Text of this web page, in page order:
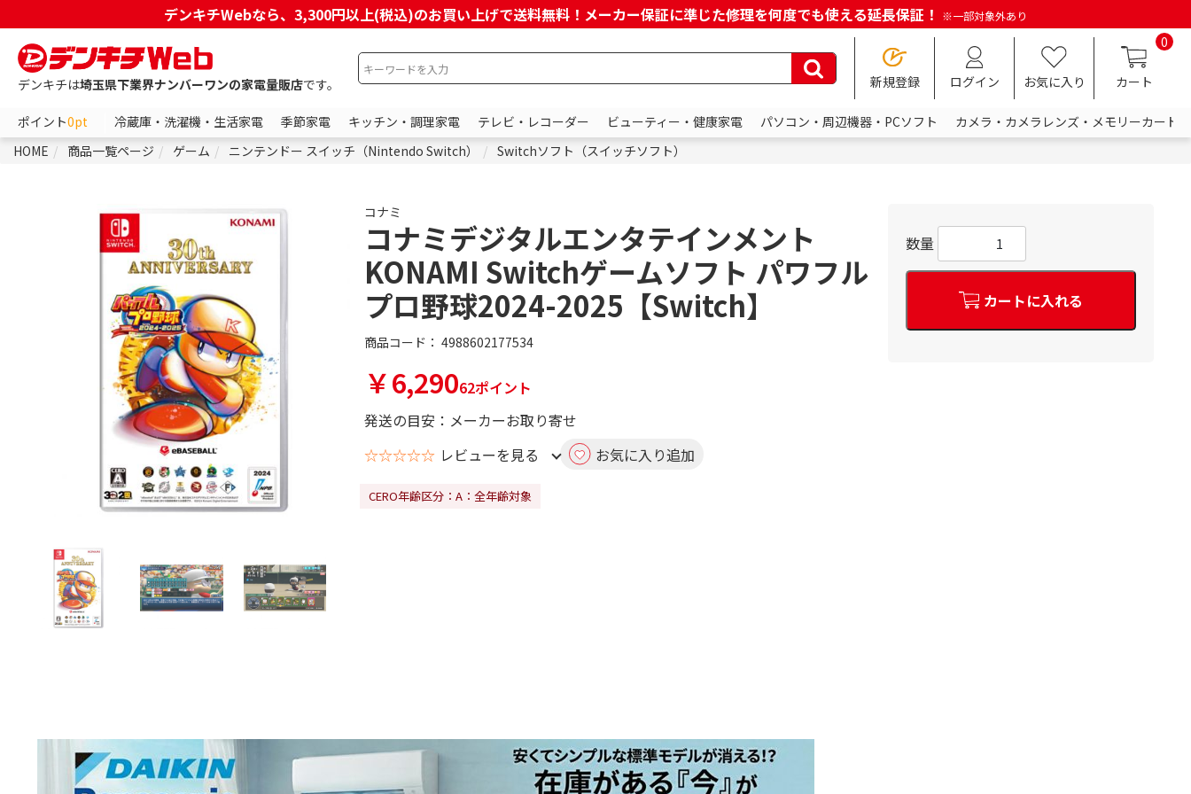
デンキチWebなら、3,300円以上(税込)のお買い上げで送料無料！メーカー保証に準じた修理を何度でも使える延長保証！ ※一部対象外あり
デンキチは埼玉県下業界ナンバーワンの家電量販店です。 新規登録 ログイン お気に入り
0
カート
ポイント0pt 冷蔵庫・洗濯機・生活家電 季節家電 キッチン・調理家電 テレビ・レコーダー ビューティー・健康家電 パソコン・周辺機器・PCソフト
カメラ・カメラレンズ・メモリーカード
HOME
商品一覧ページ ゲーム ニンテンドー スイッチ（Nintendo Switch） Switchソフト（スイッチソフト）
コナミ
コナミデジタルエンタテインメント
KONAMI Switchゲームソフト パワフル
プロ野球2024-2025【Switch】
商品コード： 4988602177534
￥6,29062ポイント
発送の目安：メーカーお取り寄せ
☆☆☆☆☆ レビューを見る お気に入り追加
CERO年齢区分：A：全年齢対象
数量
カートに入れる